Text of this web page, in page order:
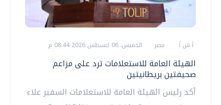
أ ش أ مصر الخميس، 06 اغسطس 2026 08:44 م
الهيئة العامة للاستعلامات ترد على مزاعم
صحيفتين بريطانيتين
أكد رئيس الهيئة العامة للاستعلامات السفير علاء